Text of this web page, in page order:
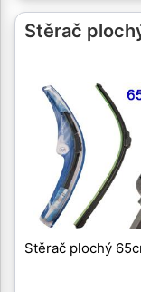
Stěrač
Stěrač plochý